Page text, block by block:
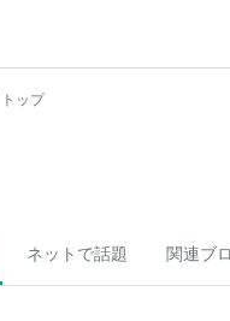
ップ
ネットで話題 関連ブ